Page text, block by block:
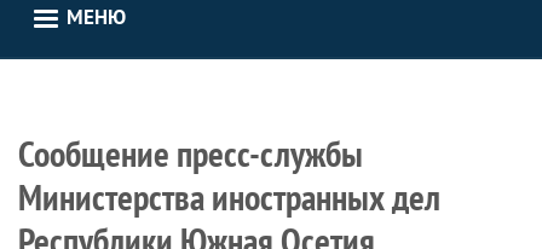
МЕНЮ
Сообщение пресс-службы
Министерства иностранных дел